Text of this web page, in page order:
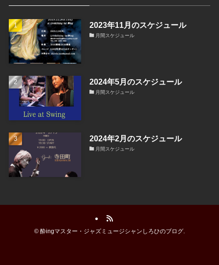
2023年11月のスケジュール
月間スケジュール
2024年5月のスケジュール
月間スケジュール
2024年2月のスケジュール
月間スケジュール
© 酔ingマスター・ジャズミュージシャンしろひのブログ.